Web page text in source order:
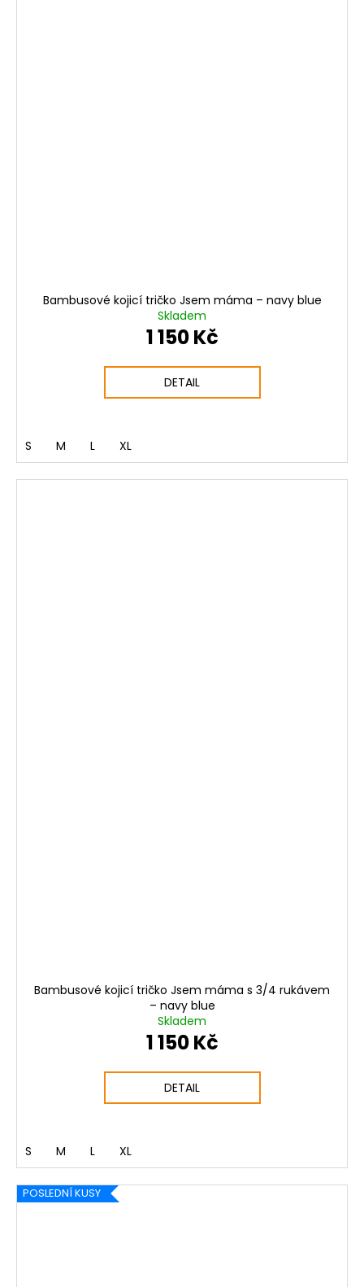
Bambusové kojicí tričko Jsem máma – navy blue
Skladem
1 150 Kč
DETAIL
S M L XL
Bambusové kojicí tričko Jsem máma s 3/4 rukávem
– navy blue
Skladem
1 150 Kč
DETAIL
S M L XL
POSLEDNÍ KUSY